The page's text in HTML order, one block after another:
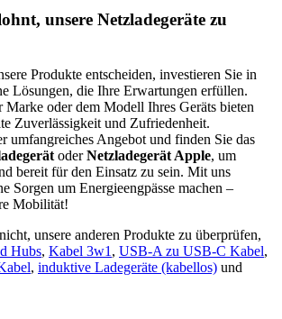
unsere Netzladegeräte zu
Produkte entscheiden, investieren Sie in
Lösungen, die Ihre Erwartungen erfüllen.
oder dem Modell Ihres Geräts bieten
Zuverlässigkeit und Zufriedenheit.
umfangreiches Angebot und finden Sie das
oderNetzladegerät Apple, um
bereit für den Einsatz zu sein. Mit uns
Sorgen um Energieengpässe machen –
Mobilität!
unsere anderen Produkte zu überprüfen,
Hubs, Kabel 3w1 , USB-A zu USB-C Kabel,
, induktive Ladegeräte (kabellos) und